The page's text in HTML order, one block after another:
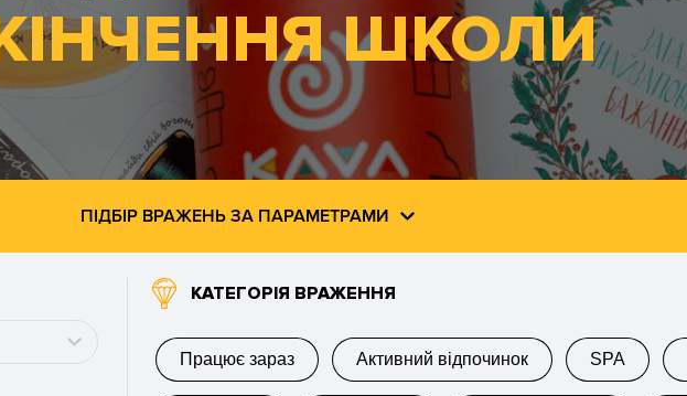
ШКОЛИ
ПІДБІР ВРАЖЕНЬ ЗА ПАРАМЕТРАМИ
КАТЕГОРІЯ ВРАЖЕННЯ
Працює зараз Активний відпочинок SPA